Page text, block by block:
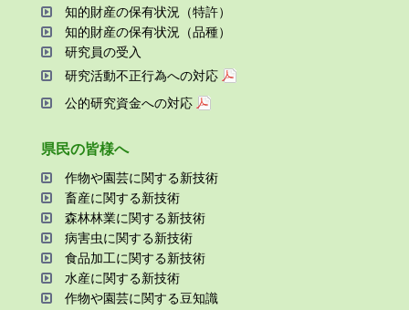
知的財産の保有状況（特許）
知的財産の保有状況（品種）
研究員の受⼊
研究活動不正⾏為への対応
公的研究資金への対応
県⺠の皆様へ
作物や園芸に関する新技術
畜産に関する新技術
森林林業に関する新技術
病害⾍に関する新技術
⾷品加⼯に関する新技術
⽔産に関する新技術
作物や園芸に関する⾖知識